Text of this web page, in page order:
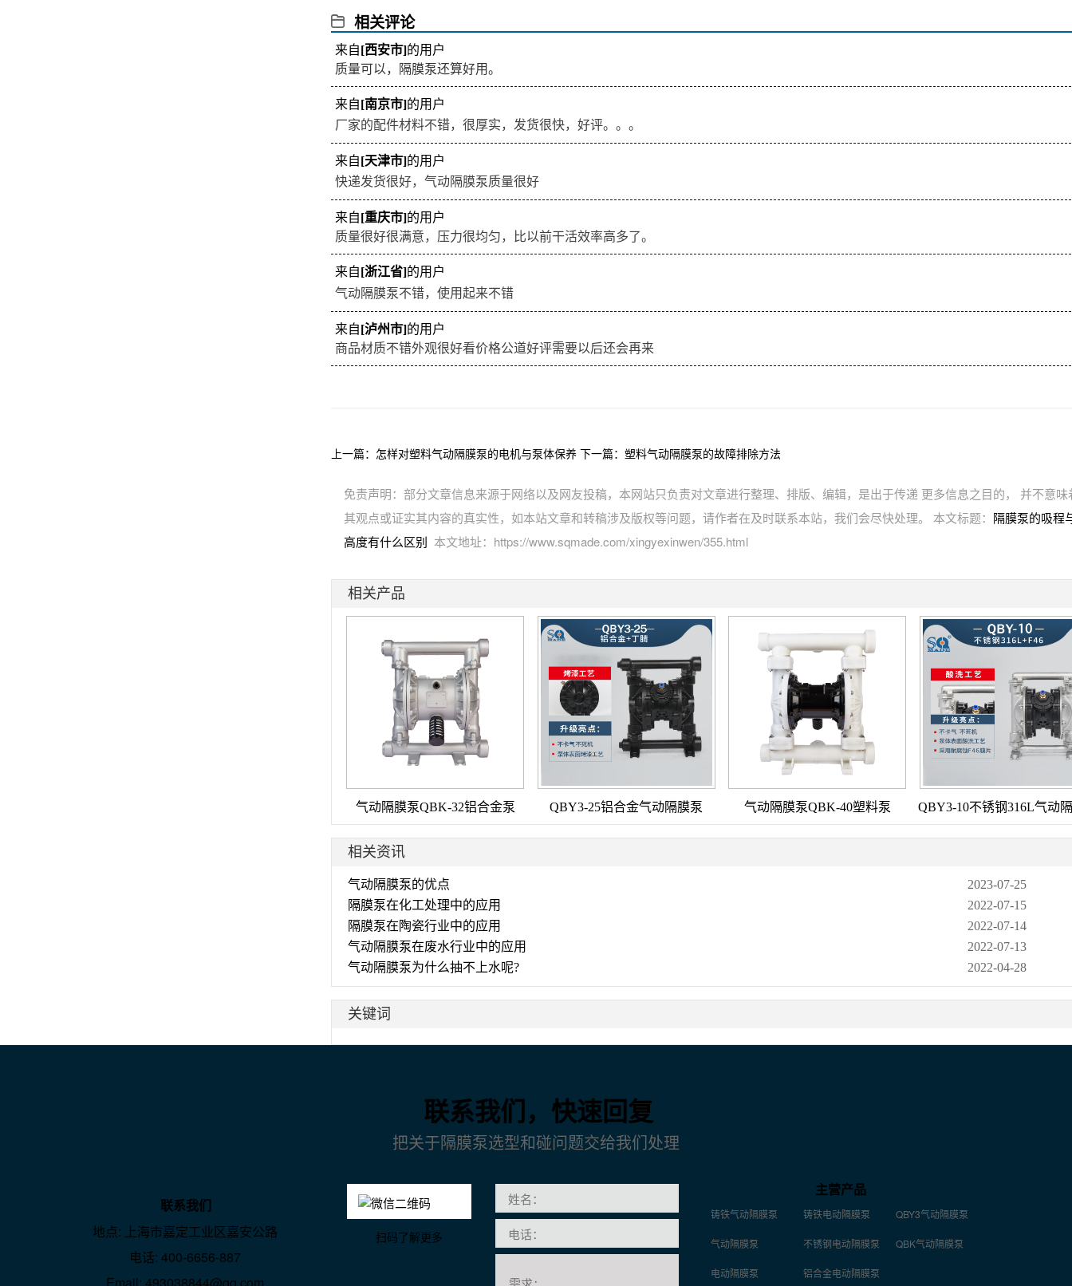
相关评论
来自[西安市]的用户
质量可以，隔膜泵还算好用。
来自[南京市]的用户
厂家的配件材料不错，很厚实，发货很快，好评。。。
来自[天津市]的用户
快递发货很好，气动隔膜泵质量很好
来自[重庆市]的用户
质量很好很满意，压力很均匀，比以前干活效率高多了。
来自[浙江省]的用户
气动隔膜泵不错，使用起来不错
来自[泸州市]的用户
商品材质不错外观很好看价格公道好评需要以后还会再来
上一篇： 怎样对塑料气动隔膜泵的电机与泵体保养 下一篇： 塑料气动隔膜泵的故障排除方法
免责声明：部分文章信息来源于网络以及网友投稿，本网站只负责对文章进行整理、排版、编辑，是出于传递 更多信息之目的， 并不意味
其观点或证实其内容的真实性，如本站文章和转稿涉及版权等问题，请作者在及时联系本站，我们会尽快处理。 本文标题： 隔膜泵的吸程
高度有什么区别 本文地址：https://www.sqmade.com/xingyexinwen/355.html
相关产品
气动隔膜泵QBK-32铝合金泵 QBY3-25铝合金气动隔膜泵 气动隔膜泵QBK-40塑料泵 QBY3-10不锈钢316L气动
相关资讯
气动隔膜泵的优点
2023-07-25
隔膜泵在化工处理中的应用
2022-07-15
隔膜泵在陶瓷行业中的应用
2022-07-14
气动隔膜泵在废水行业中的应用
2022-07-13
气动隔膜泵为什么抽不上水呢?
2022-04-28
关键词
联系我们，快速回复
把关于隔膜泵选型和碰问题交给我们处理
联系我们
地点: 上海市嘉定工业区嘉安公路
电话: 400-6656-887
扫码了解更多
主营产品
铸铁气动隔膜泵
气动隔膜泵
电动隔膜泵
铸铁电动隔膜泵
不锈钢电动隔膜泵
铝合金电动隔膜泵
QBY3气动隔膜泵
QBK气动隔膜泵